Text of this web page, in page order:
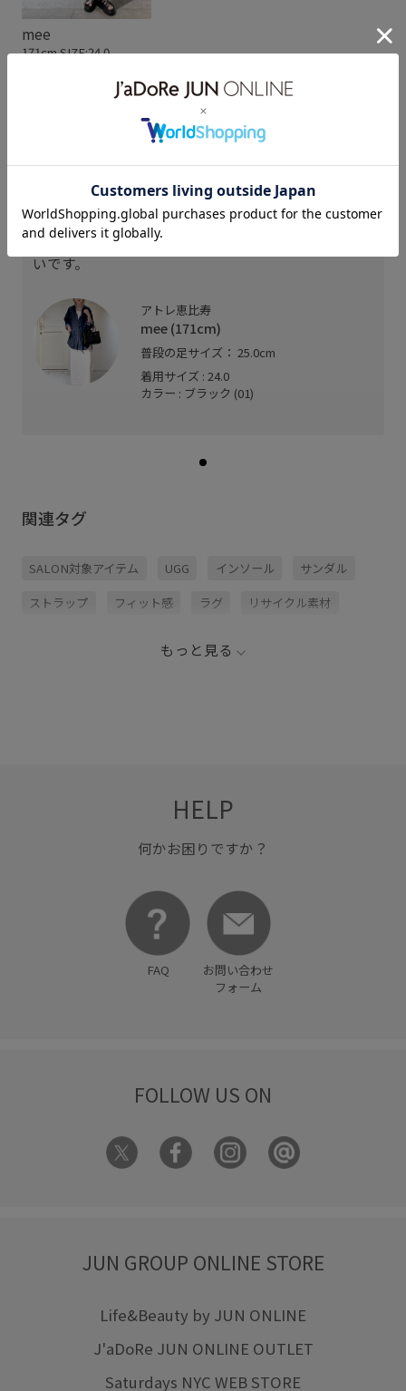
mee
171cm SIZE:24.0
スタッフレビュー
普段24.5〜25.0cmを履いていて、24.0cmでちょうど
いいサイズ感でした。甲の部分はアジャスターで足
幅を調整できます。ボリューム感があり、疲れにく
いです。
アトレ恵比寿
mee (171cm)
普段の足サイズ： 25.0cm
着用サイズ : 24.0
カラー : ブラック (01)
関連タグ
SALON対象アイテム UGG インソール サンダル
ストラップ フィット感 ラグ リサイクル素材
もっと見る
HELP
何かお困りですか？
FAQ
お問い合わせ
フォーム
FOLLOW US ON
JUN GROUP ONLINE STORE
Life&Beauty by JUN ONLINE
J'aDoRe JUN ONLINE OUTLET
Saturdays NYC WEB STORE